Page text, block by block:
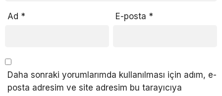
Ad * E-posta *
Daha sonraki yorumlarımda kullanılması için adım, e-
posta adresim ve site adresim bu tarayıcıya